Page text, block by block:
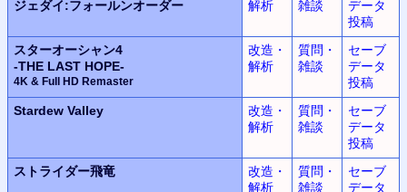
ジェダイ:フォールンオーダー
解析
雑談
データ
投稿
スターオーシャン4
-THE LAST HOPE-
4K & Full HD Remaster
改造・
解析
質問・
雑談
セーブ
データ
投稿
Stardew Valley
改造・
解析
質問・
雑談
セーブ
データ
投稿
ストライダー飛竜
改造・
解析
質問・
雑談
セーブ
データ